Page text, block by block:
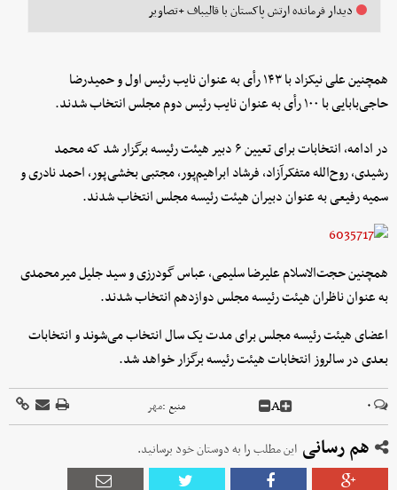
دیدار فرمانده ارتش پاکستان با قالیباف +تصاویر
همچنین علی نیکزاد با ۱۴۳ رأی به عنوان نایب رئیس اول و حمیدرضا
حاجی‌بابایی با ۱۰۰ رأی به عنوان نایب رئیس دوم مجلس انتخاب شدند.
در ادامه، انتخابات برای تعیین ۶ دبیر هیئت رئیسه برگزار شد که محمد
رشیدی، روح‌الله متفکرآزاد، فرشاد ابراهیم‌پور، مجتبی بخشی‌پور، احمد نادری و
سمیه رفیعی به عنوان دبیران هیئت رئیسه مجلس انتخاب شدند.
همچنین حجت‌الاسلام علیرضا سلیمی، عباس گودرزی و سید جلیل میرمحمدی
به عنوان ناظران هیئت رئیسه مجلس دوازدهم انتخاب شدند.
اعضای هیئت رئیسه مجلس برای مدت یک‌ سال انتخاب می‌شوند و انتخابات
بعدی در سالروز انتخابات هیئت رئیسه برگزار خواهد شد.
۰ A منبع :مهر
هم رسانی این مطلب را به دوستان خود برسانید.